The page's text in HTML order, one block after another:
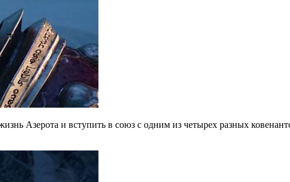
Азерота и вступить в союз с одним из четырех разных